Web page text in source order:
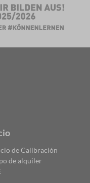
de Calibración
de alquiler